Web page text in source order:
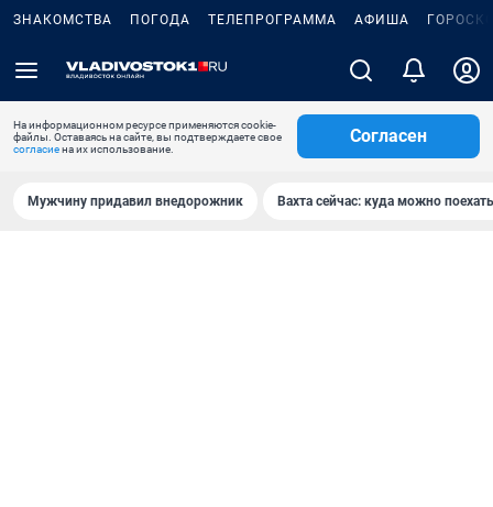
ЗНАКОМСТВА ПОГОДА ТЕЛЕПРОГРАММА АФИША
На информационном ресурсе применяются cookie-
файлы. Оставаясь на сайте, вы подтверждаете свое
согласиена их использование.
Согласен
Мужчину придавил внедорожник Вахта сейчас: куда можно